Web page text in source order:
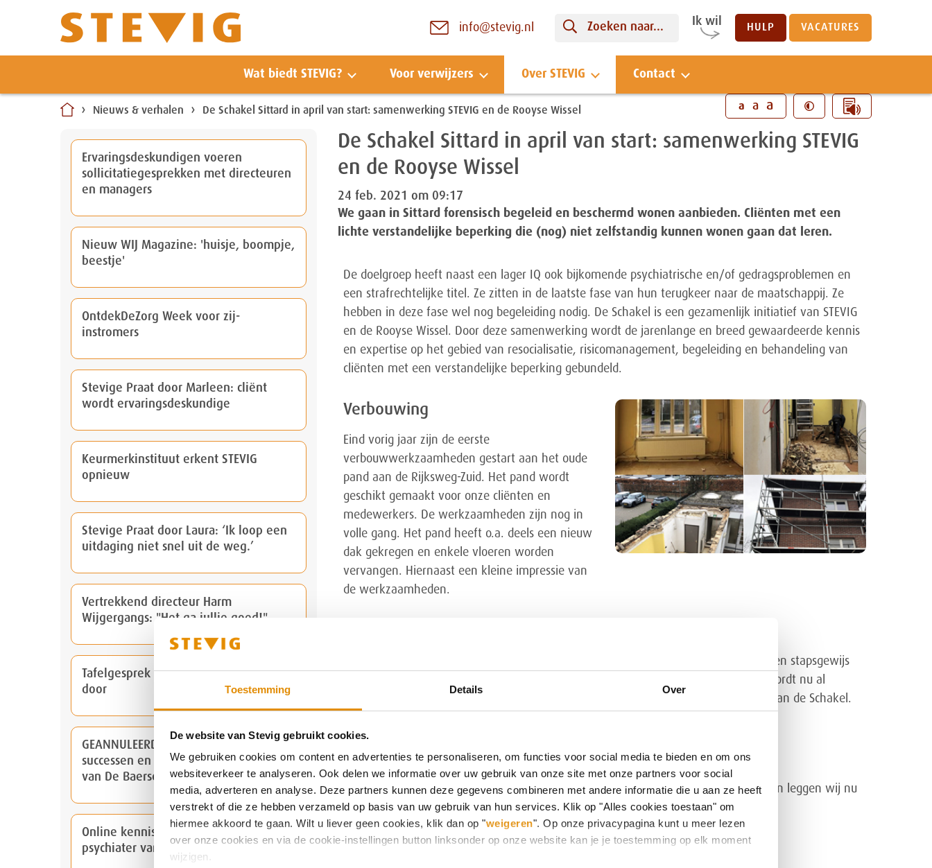
Toestemming Details Over
De website van Stevig gebruikt cookies.
We gebruiken cookies om content en advertenties te personaliseren, om functies voor social media te bieden en om ons
websiteverkeer te analyseren. Ook delen we informatie over uw gebruik van onze site met onze partners voor social
media, adverteren en analyse. Deze partners kunnen deze gegevens combineren met andere informatie die u aan ze heeft
verstrekt of die ze hebben verzameld op basis van uw gebruik van hun services. Klik op "Alles cookies toestaan" om
hiermee akkoord te gaan. Wilt u liever geen cookies, klik dan op "weigeren". Op onze privacypagina kunt u meer lezen
over onze cookies en via de cookie-instellingen button linksonder op onze website kan je je toestemming op elk moment
wijzigen.
info@stevig.nl Zoeken naar... Ik wil HULP VACATURES
Wat biedt STEVIG? Voor verwijzers Over STEVIG Contact
a a a
Nieuws & verhalen De Schakel Sittard in april van start: samenwerking STEVIG en de Rooyse Wissel
Ervaringsdeskundigen voeren
sollicitatiegesprekken met directeuren
en managers
Nieuw WIJ Magazine: 'huisje, boompje,
beestje'
OntdekDeZorg Week voor zij-
instromers
Stevige Praat door Marleen: cliënt
wordt ervaringsdeskundige
Keurmerkinstituut erkent STEVIG
opnieuw
Stevige Praat door Laura: ‘Ik loop een
uitdaging niet snel uit de weg.’
Vertrekkend directeur Harm
Wijgergangs: "Het ga jullie goed!"
Tafelgesprek De Baersdonck gaat niet
door
GEANNULEERD | Tafelgesprek over de
successen en valkuilen bij het ontstaan
van De Baersdonck
Online kennisdeling van psycholoog en
psychiater van STEVIG
De Schakel Sittard in april van start: samenwerking STEVIG
en de Rooyse Wissel
24 feb. 2021 om 09:17
We gaan in Sittard forensisch begeleid en beschermd wonen aanbieden. Cliënten met een
lichte verstandelijke beperking die (nog) niet zelfstandig kunnen wonen gaan dat leren.
De doelgroep heeft naast een lager IQ ook bijkomende psychiatrische en/of gedragsproblemen en
een strafrechtelijke titel. Ze zitten in de laatste fase van hun terugkeer naar de maatschappij. Ze
hebben in deze fase wel nog begeleiding nodig. De Schakel is een gezamenlijk initiatief van STEVIG
en de Rooyse Wissel. Door deze samenwerking wordt de jarenlange en breed gewaardeerde kennis
en expertise op het gebied van resocialisatie, risicomanagement, begeleiding en behandeling van
cliënten met een verstandelijke beperking gebundeld.
Verbouwing
Eind vorig jaar zijn de eerste
verbouwwerkzaamheden gestart aan het oude
pand aan de Rijksweg-Zuid. Het pand wordt
geschikt gemaakt voor onze cliënten en
medewerkers. De werkzaamheden zijn nog in
volle gang. Het pand heeft o.a. deels een nieuw
dak gekregen en enkele vloeren worden
vervangen. Hiernaast een kleine impressie van
de werkzaamheden.
We verwachten dat vanaf april de eerste cliënten gaan wonen in het pand. Er komen stapsgewijs
meer cliënten bij tot een maximum van 15. Het team dat in Sittard gaat werken wordt nu al
ingewerkt op onze locatie in Oostrum. Ook daar hebben we een aantal woningen van de Schakel.
Dagbesteding
Omdat wij het belangrijk vinden dat onze cliënten een zinvolle dagbesteding hebben leggen wij nu
alvast contacten om dit tijdig georganiseerd te hebben.
Sluiten